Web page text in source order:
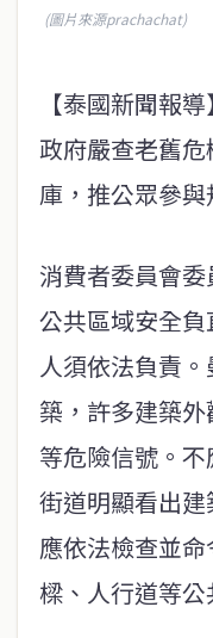
(圖片來源prachachat)
【泰國新聞報
政府嚴查老舊
庫，推公眾參
消費者委員會
公共區域安全
人須依法負責
築，許多建築
等危險信號。
街道明顯看出
應依法檢查並
樑、人行道等公